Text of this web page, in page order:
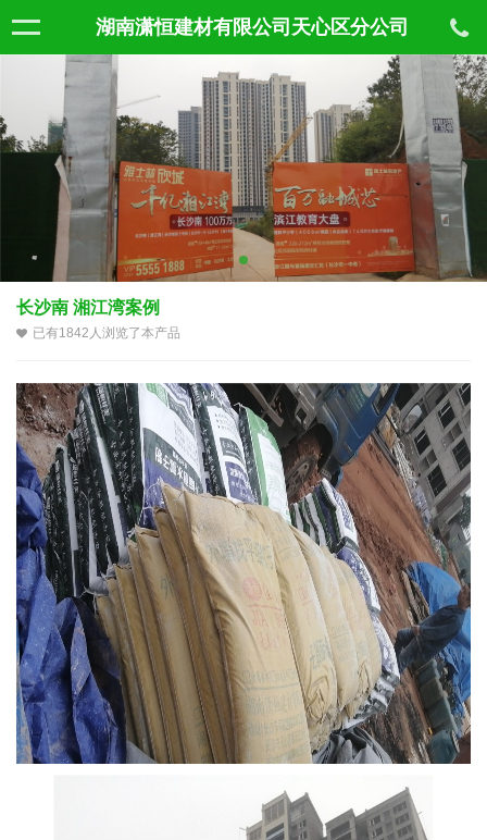
湖南潇恒建材有限公司天心区分公司
长沙南 湘江湾案例
已有1842人浏览了本产品